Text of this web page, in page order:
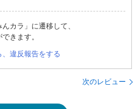
カラ」に遷移して、
きます。
、違反報告をする
次のレビュー